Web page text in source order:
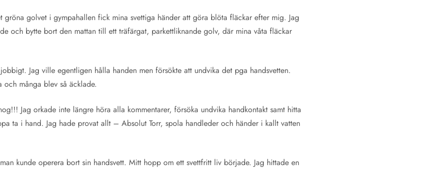
gröna golvet i gympahallen fick mina svettiga händer att göra blöta fläckar efter mig. Jag
och bytte bort den mattan till ett träfärgat, parkettliknande golv, där mina våta fläckar
Jag ville egentligen hålla handen men försökte att undvika det pga handsvetten.
många blev så äcklade.
Jag orkade inte längre höra alla kommentarer, försöka undvika handkontakt samt hitta
ta i hand. Jag hade provat allt – Absolut Torr, spola handleder och händer i kallt vatten
kunde operera bort sin handsvett. Mitt hopp om ett svettfritt liv började. Jag hittade en